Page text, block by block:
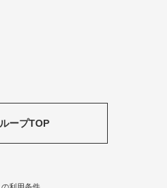
ープTOP
利用条件